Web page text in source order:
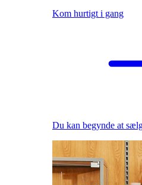
Kom hurtigt i gang
Du kan begynde at